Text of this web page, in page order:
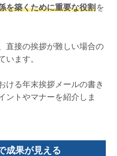
を築くために重要な役割を
直接の挨拶が難しい場合の
います。
ける年末挨拶メールの書き
ントやマナーを紹介しま
成果が見える